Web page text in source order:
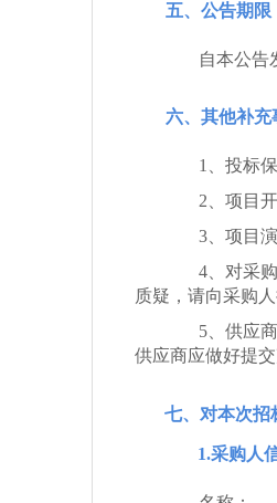
五、公告期限
自本公告
六、其他补充
1、投标
2、项目
3、项目
4、对采
质疑，请向采购
5、供应
供应商应做好提
七、对本次招
1.采购人